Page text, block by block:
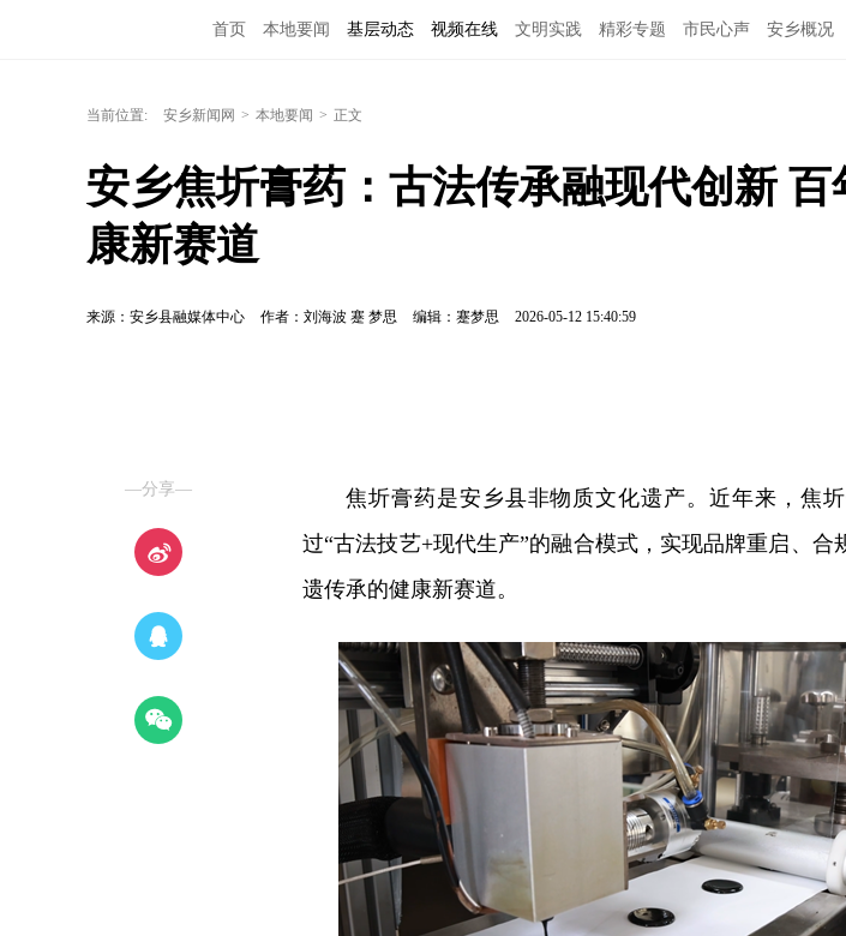
首页 本地要闻 基层动态 视频在线 文明实践 精彩专题 市民心声 安乡概况
当前位置: 安乡新闻网 > 本地要闻 > 正文
安乡焦圻膏药：古法传承融现代创新
康新赛道
来源：安乡县融媒体中心 作者：​刘海波 蹇 梦思 编辑：蹇梦思 2026-05-12 15:40:59
—分享—
焦圻膏药是安乡县非物质文化遗产。近年来，焦
过“古法技艺+现代生产”的融合模式，实现品牌重启、合
遗传承的健康新赛道。